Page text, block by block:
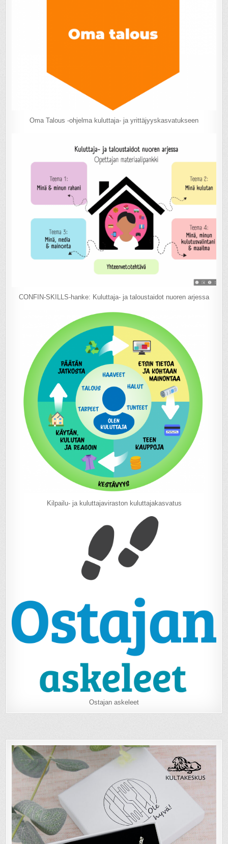
Oma Talous -ohjelma kuluttaja- ja yrittäjyyskasvatukseen
CONFIN-SKILLS-hanke: Kuluttaja- ja taloustaidot nuoren arjessa
Kilpailu- ja kuluttajaviraston kuluttajakasvatus
Ostajan askeleet